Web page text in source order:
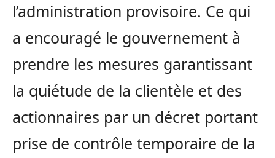
l’administration provisoire. Ce qui
a encouragé le gouvernement à
prendre les mesures garantissant
la quiétude de la clientèle et des
actionnaires par un décret portant
prise de contrôle temporaire de la